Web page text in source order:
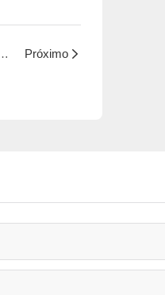
Molding Process | MULAN Próximo